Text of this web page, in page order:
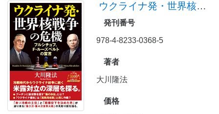
ウクライナ発・世界核戦争の危機
発刊番号
978-4-8233-0368-5
著者
大川隆法
価格